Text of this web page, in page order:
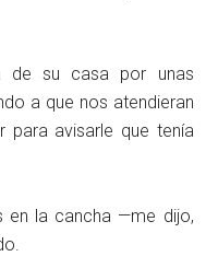
de su casa por unas
a que nos atendieran
para avisarle que tenía
en la cancha —me dijo,